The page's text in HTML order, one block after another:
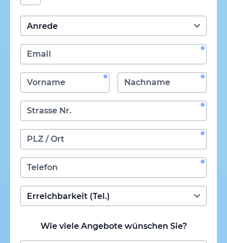
Wie viele Angebote wünschen Sie?